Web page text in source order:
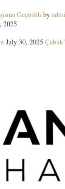
Geçirildi by
2025
July 30, 2025